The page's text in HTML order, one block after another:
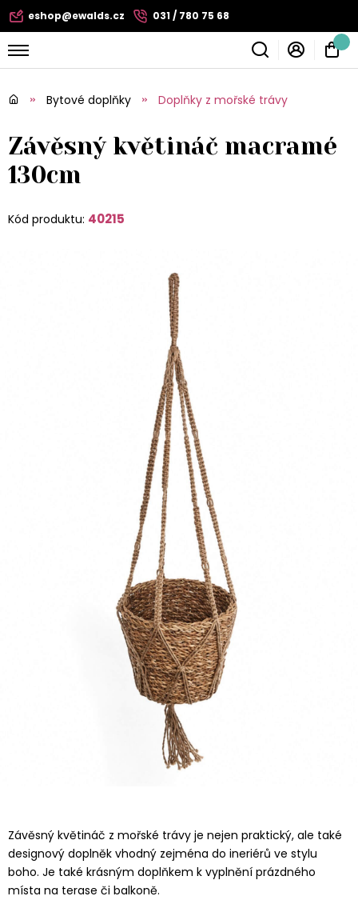
eshop@ewalds.cz 031 / 780 75 68
Bytové doplňky Doplňky z mořské trávy
Závěsný květináč macramé
130cm
Kód produktu: 40215
Závěsný květináč z mořské trávy je nejen praktický, ale také
designový doplněk vhodný zejména do ineriérů ve stylu
boho. Je také krásným doplňkem k vyplnění prázdného
místa na terase či balkoně.